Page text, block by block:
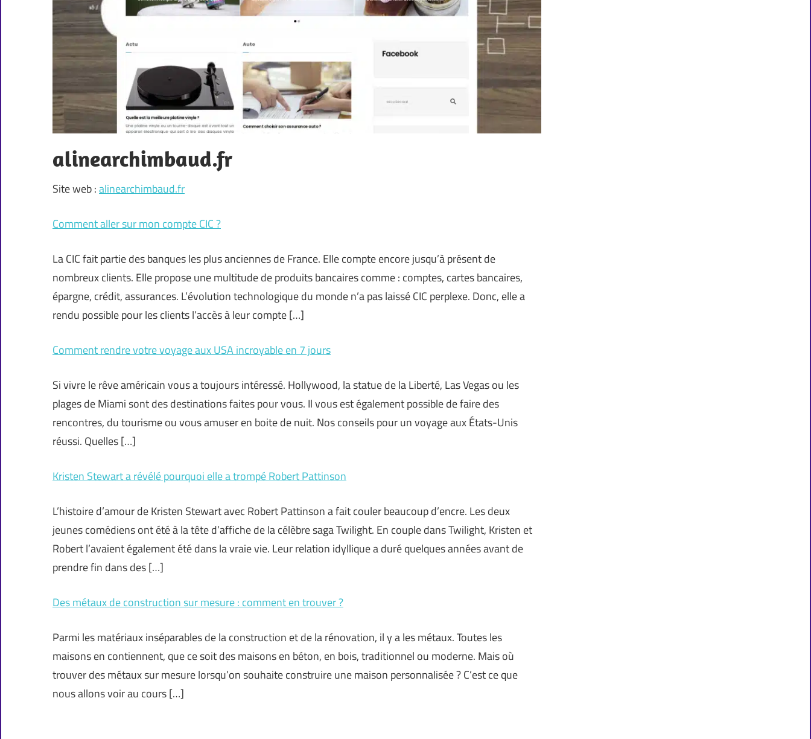
alinearchimbaud.fr
Site web :alinearchimbaud.fr
Comment aller sur mon compte CIC ?
La CIC fait partie des banques les plus anciennes de France. Elle compte encore jusqu’à présent de
nombreux clients. Elle propose une multitude de produits bancaires comme : comptes, cartes bancaires,
épargne, crédit, assurances. L’évolution technologique du monde n’a pas laissé CIC perplexe. Donc, elle a
rendu possible pour les clients l’accès à leur compte […]
Comment rendre votre voyage aux USA incroyable en 7 jours
Si vivre le rêve américain vous a toujours intéressé. Hollywood, la statue de la Liberté, Las Vegas ou les
plages de Miami sont des destinations faites pour vous. Il vous est également possible de faire des
rencontres, du tourisme ou vous amuser en boite de nuit. Nos conseils pour un voyage aux États-Unis
réussi. Quelles […]
Kristen Stewart a révélé pourquoi elle a trompé Robert Pattinson
L’histoire d’amour de Kristen Stewart avec Robert Pattinson a fait couler beaucoup d’encre. Les deux
jeunes comédiens ont été à la tête d’affiche de la célèbre saga Twilight. En couple dans Twilight, Kristen et
Robert l’avaient également été dans la vraie vie. Leur relation idyllique a duré quelques années avant de
prendre fin dans des […]
Des métaux de construction sur mesure : comment en trouver ?
Parmi les matériaux inséparables de la construction et de la rénovation, il y a les métaux. Toutes les
maisons en contiennent, que ce soit des maisons en béton, en bois, traditionnel ou moderne. Mais où
trouver des métaux sur mesure lorsqu’on souhaite construire une maison personnalisée ? C’est ce que
nous allons voir au cours […]